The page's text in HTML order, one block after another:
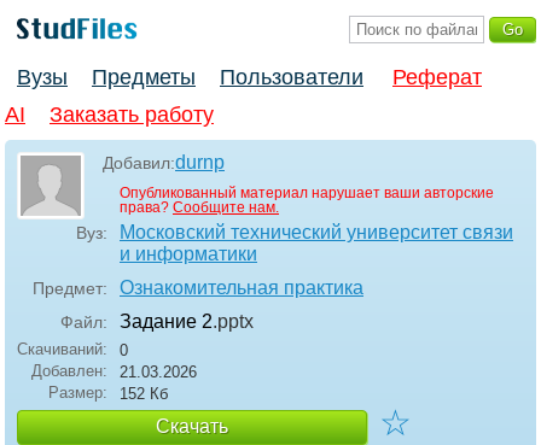
Вузы Предметы Пользователи
Реферат
AI
Заказать работу
Добавил:durnp
Опубликованный материал нарушает ваши авторские
права? Сообщите нам.
Вуз:
Московский технический университет связи
и информатики
Предмет: Ознакомительная практика
Файл: Задание 2.pptx
Скачиваний:
0
Добавлен:
21.03.2026
Размер:
152 Кб
Скачать ☆